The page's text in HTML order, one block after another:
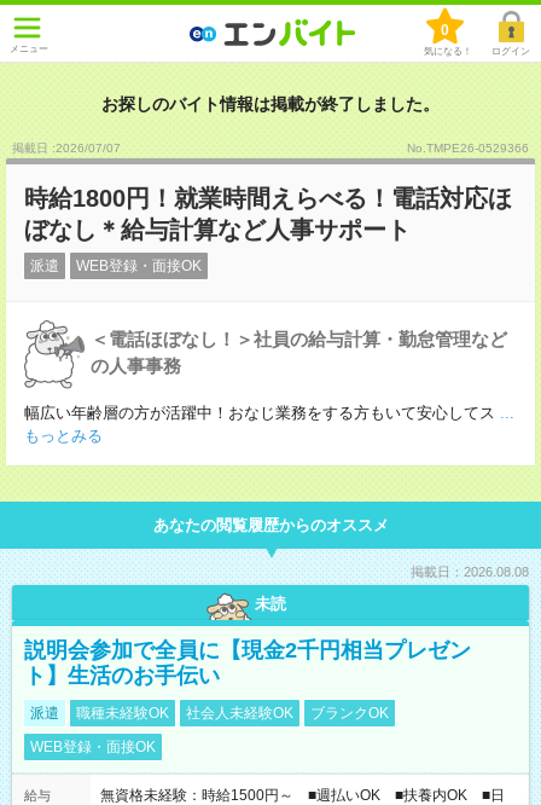
メニュー
0
気になる！ ログイン
お探しのバイト情報は掲載が終了しました。
掲載日 :2026/07/07 No.TMPE26-0529366
時給1800円！就業時間えらべる！電話対応ほ
ぼなし＊給与計算など人事サポート
派遣 WEB登録・面接OK
＜電話ほぼなし！＞社員の給与計算・勤怠管理など
の人事事務
幅広い年齢層の方が活躍中！おなじ業務をする方もいて安心してス ...
もっとみる
あなたの閲覧履歴からのオススメ
掲載日：2026.08.08
未読
説明会参加で全員に【現金2千円相当プレゼン
ト】生活のお手伝い
派遣 職種未経験OK 社会人未経験OK
ブランクOK
WEB登録・面接OK
給与
無資格未経験：時給1500円～ ■週払いOK ■扶養内OK ■日